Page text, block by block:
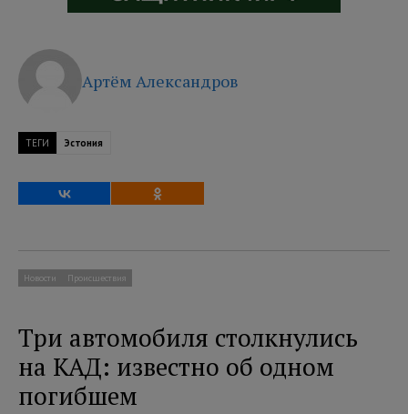
Артём Александров
ТЕГИ Эстония
Новости Происшествия
Три автомобиля столкнулись
на КАД: известно об одном
погибшем